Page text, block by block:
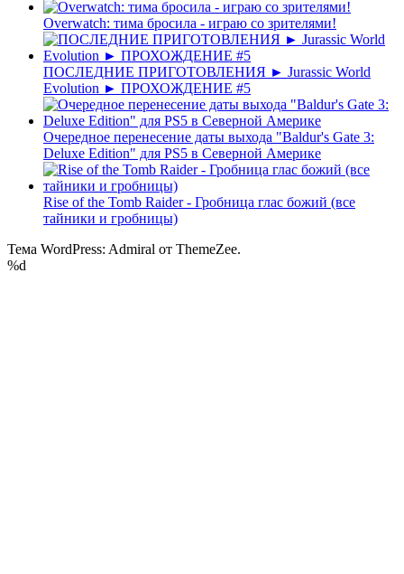
Overwatch: тима бросила - играю со зрителями!
ПОСЛЕДНИЕ ПРИГОТОВЛЕНИЯ ► Jurassic World
Evolution ► ПРОХОЖДЕНИЕ #5
Очередное перенесение даты выхода "Baldur's Gate 3:
Deluxe Edition" для PS5 в Северной Америке
Rise of the Tomb Raider - Гробница глас божий (все
тайники и гробницы)
Тема WordPress: Admiral от ThemeZee.
%d